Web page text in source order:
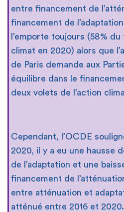
entre financement de
financement de
l’emporte toujours (58%
climat en 2020) alors que
de Paris demande aux
équilibre dans le
deux volets de l’action
Cependant, l’OCDE
2020, il y a eu une hausse
de l’adaptation et une
financement de
entre atténuation et
atténué entre 2016 et 2020.